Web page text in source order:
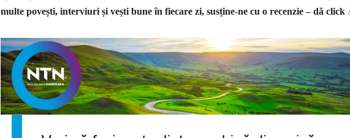
multe povești, interviuri și vești bune în fiecare zi, susține-ne cu o recenzie – dă click